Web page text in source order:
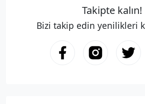
Takipte kalın!
Bizi takip edin yenilikleri